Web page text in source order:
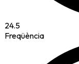
24.5
Freqüència